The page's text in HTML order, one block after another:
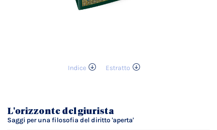
Indice
Estratto
galleria
di
immagini
L'orizzonte del giurista
Saggi per una filosofia del diritto 'aperta'